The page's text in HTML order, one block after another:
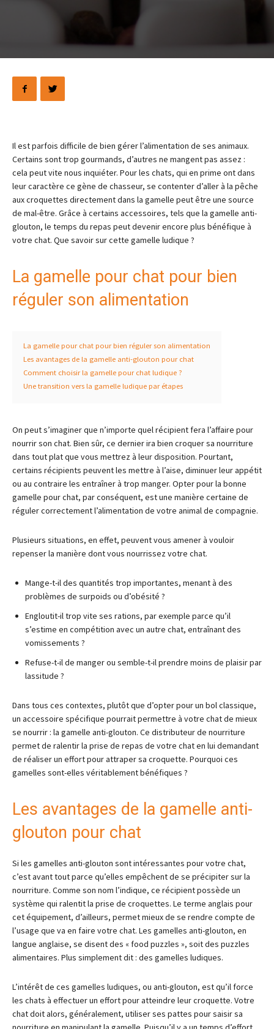
Il est parfois difficile de bien gérer l’alimentation de ses animaux.
Certains sont trop gourmands, d’autres ne mangent pas assez :
cela peut vite nous inquiéter. Pour les chats, qui en prime ont dans
leur caractère ce gène de chasseur, se contenter d’aller à la pêche
aux croquettes directement dans la gamelle peut être une source
de mal-être. Grâce à certains accessoires, tels que la gamelle anti-
glouton, le temps du repas peut devenir encore plus bénéfique à
votre chat. Que savoir sur cette gamelle ludique ?
La gamelle pour chat pour bien
réguler son alimentation
La gamelle pour chat pour bien réguler son alimentation
Les avantages de la gamelle anti-glouton pour chat
Comment choisir la gamelle pour chat ludique ?
Une transition vers la gamelle ludique par étapes
On peut s’imaginer que n’importe quel récipient fera l’affaire pour
nourrir son chat. Bien sûr, ce dernier ira bien croquer sa nourriture
dans tout plat que vous mettrez à leur disposition. Pourtant,
certains récipients peuvent les mettre à l’aise, diminuer leur appétit
ou au contraire les entraîner à trop manger. Opter pour la bonne
gamelle pour chat, par conséquent, est une manière certaine de
réguler correctement l’alimentation de votre animal de compagnie.
Plusieurs situations, en effet, peuvent vous amener à vouloir
repenser la manière dont vous nourrissez votre chat.
Mange-t-il des quantités trop importantes, menant à des
problèmes de surpoids ou d’obésité ?
Engloutit-il trop vite ses rations, par exemple parce qu’il
s’estime en compétition avec un autre chat, entraînant des
vomissements ?
Refuse-t-il de manger ou semble-t-il prendre moins de plaisir par
lassitude ?
Dans tous ces contextes, plutôt que d’opter pour un bol classique,
un accessoire spécifique pourrait permettre à votre chat de mieux
se nourrir : la gamelle anti-glouton. Ce distributeur de nourriture
permet de ralentir la prise de repas de votre chat en lui demandant
de réaliser un effort pour attraper sa croquette. Pourquoi ces
gamelles sont-elles véritablement bénéfiques ?
Les avantages de la gamelle anti-
glouton pour chat
Si les gamelles anti-glouton sont intéressantes pour votre chat,
c’est avant tout parce qu’elles empêchent de se précipiter sur la
nourriture. Comme son nom l’indique, ce récipient possède un
système qui ralentit la prise de croquettes. Le terme anglais pour
cet équipement, d’ailleurs, permet mieux de se rendre compte de
l’usage que va en faire votre chat. Les gamelles anti-glouton, en
langue anglaise, se disent des « food puzzles », soit des puzzles
alimentaires. Plus simplement dit : des gamelles ludiques.
L’intérêt de ces gamelles ludiques, ou anti-glouton, est qu’il force
les chats à effectuer un effort pour atteindre leur croquette. Votre
chat doit alors, généralement, utiliser ses pattes pour saisir sa